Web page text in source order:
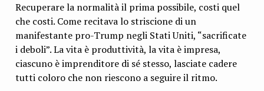
Recuperare la normalità il prima possibile, costi quel
che costi. Come recitava lo striscione di un
manifestante pro-Trump negli Stati Uniti, “sacrificate
i deboli”. La vita è produttività, la vita è impresa,
ciascuno è imprenditore di sé stesso, lasciate cadere
tutti coloro che non riescono a seguire il ritmo.